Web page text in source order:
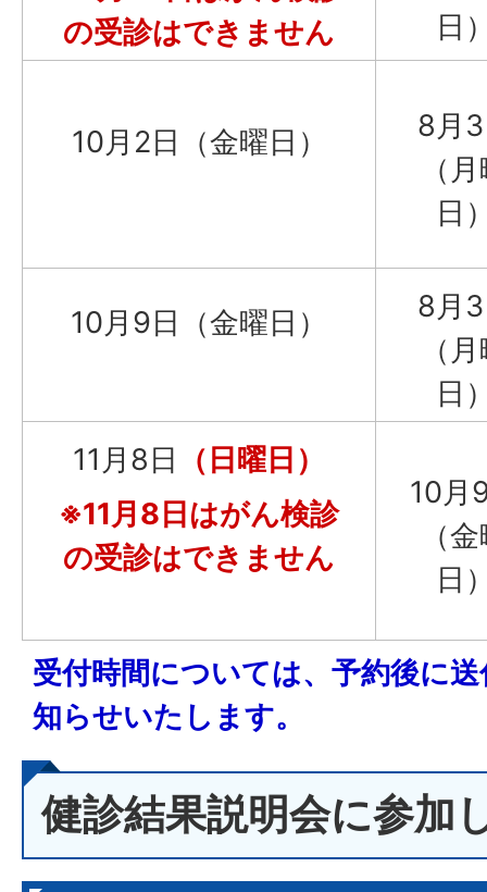
の受診はできません
日
10月2日（金曜日）
8月
（
日
10月9日（金曜日）
8月
（
日
11月8日
（日曜日）
※11月8日はがん検診
の受診はできません
10月
（
日
受付時間については、予約後に
知らせいたします。
健診結果説明会に参加